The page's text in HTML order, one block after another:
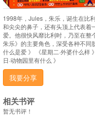
1998年，Jules，朱乐，诞生在比
和尖尖的鼻子，还有头顶上代表着
爱。他很快风靡比利时，乃至在整
朱乐》的主要角色，深受各种不同
什么是爱 》 《星期二·外婆什么样
日·动物园里有什么 》
我要分享
相关书评
暂无书评！